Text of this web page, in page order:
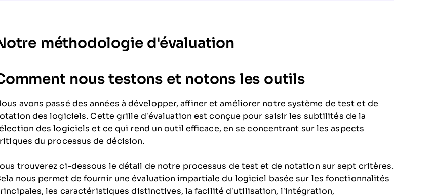
méthodologie d'évaluation
nous testons et notons les outils
avons passé des années à développer, affiner et améliorer notre système de test et de
des logiciels. Cette grille d’évaluation est conçue pour saisir les subtilités de la
des logiciels et ce qui rend un outil efficace, en se concentrant sur les aspects
du processus de décision.
trouverez ci-dessous le détail de notre processus de test et de notation sur sept critères.
nous permet de fournir une évaluation impartiale du logiciel basée sur les fonctionnalités
les caractéristiques distinctives, la facilité d’utilisation, l’intégration,